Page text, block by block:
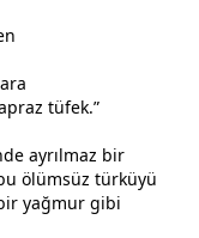
tüfek.”
ayrılmaz bir
ölümsüz türküyü
yağmur gibi